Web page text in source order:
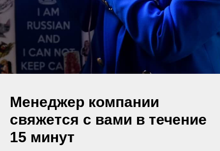
Менеджер компании
свяжется с вами в течение
15 минут